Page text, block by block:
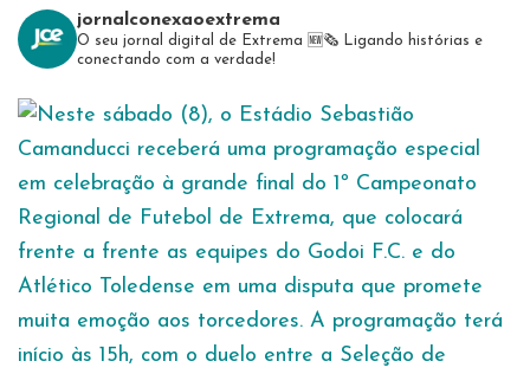
jornalconexaoextrema
O seu jornal digital de Extrema 🆕️🗞 Ligando histórias e
conectando com a verdade!